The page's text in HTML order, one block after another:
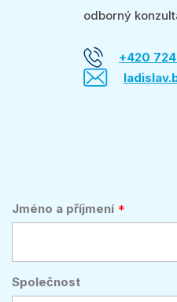
odborný
+420
Jméno a příjmení
Společnost